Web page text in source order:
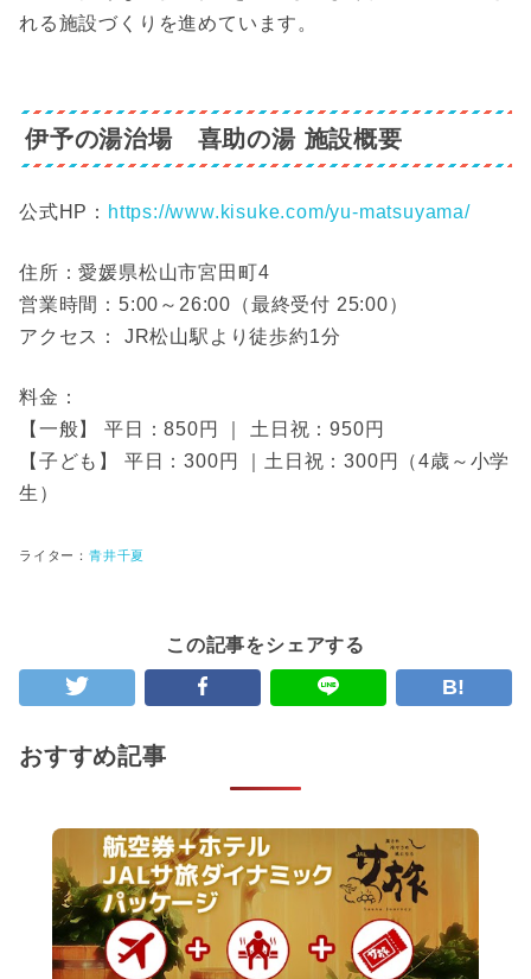
れる施設づくりを進めています。
伊予の湯治場 喜助の湯 施設概要
公式HP： https://www.kisuke.com/yu-matsuyama/
住所：愛媛県松山市宮田町4
営業時間：5:00～26:00（最終受付 25:00）
アクセス： JR松山駅より徒歩約1分
料金：
【一般】 平日：850円 ｜ 土日祝：950円
【子ども】 平日：300円 ｜土日祝：300円（4歳～小学
生）
ライター： 青井千夏
この記事をシェアする
B!
おすすめ記事